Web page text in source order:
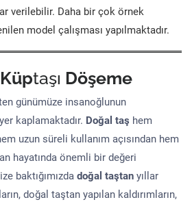
verilebilir. Daha bir çok örnek
model çalışması yapılmaktadır.
Küptaşı Döşeme
günümüze insanoğlunun
kaplamaktadır. Doğal taş hem
uzun süreli kullanım açısından hem
hayatında önemli bir değeri
baktığımızda doğal taştan yıllar
doğal taştan yapılan kaldırımların,